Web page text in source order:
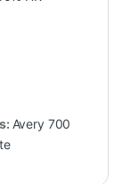
Avery 700